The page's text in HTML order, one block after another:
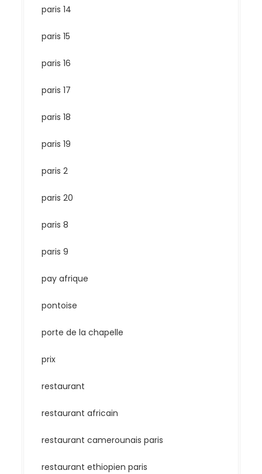
paris 14
paris 15
paris 16
paris 17
paris 18
paris 19
paris 2
paris 20
paris 8
paris 9
pay afrique
pontoise
porte de la chapelle
prix
restaurant
restaurant africain
restaurant camerounais paris
restaurant ethiopien paris